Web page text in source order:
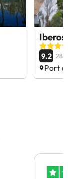
9.2
Port